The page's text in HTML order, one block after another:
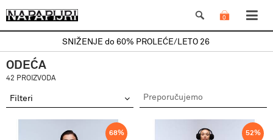
0
SNIŽENJE do 60% PROLEĆE/LETO 26
Filteri
ODEĆA
42 PROIZVODA
68% 52%